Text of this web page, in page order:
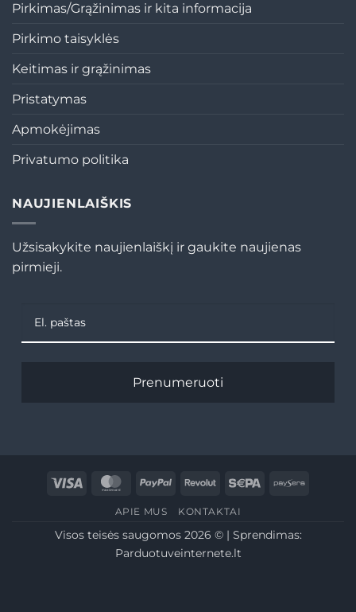
Pirkimas/Grąžinimas ir kita informacija
Pirkimo taisyklės
Keitimas ir grąžinimas
Pristatymas
Apmokėjimas
Privatumo politika
NAUJIENLAIŠKIS
Užsisakykite naujienlaiškį ir gaukite naujienas
pirmieji.
Prenumeruoti
Visa MasterCardPayPal Revolut Sepa Paysera
APIE MUS KONTAKTAI
Visos teisės saugomos 2026 © | Sprendimas:
Parduotuveinternete.lt